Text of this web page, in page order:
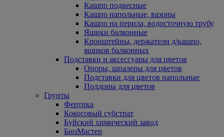
Кашпо подвесные
Кашпо напольные, вазоны
Кашпо на перила, водосточную трубу
Ящики балконные
Кронштейны, держатели д/кашпо,
ящиков балконных
Подставки и аксессуары для цветов
Опоры, шпалеры для цветов
Подставки для цветов напольные
Поддоны для цветов
Грунты
Фертика
Кокосовый субстрат
Буйский химический завод
БиоМастер